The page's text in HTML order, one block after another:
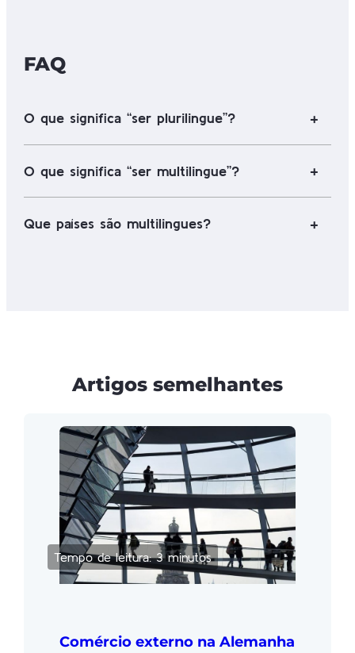
FAQ
O que significa “ser plurilingue”?
O que significa “ser multilingue”?
Que países são multilingues?
Artigos semelhantes
Tempo de leitura: 3 minutos
Comércio externo na Alemanha